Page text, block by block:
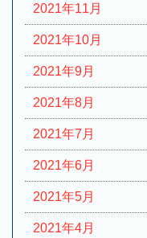
2021年11月
2021年10月
2021年9月
2021年8月
2021年7月
2021年6月
2021年5月
2021年4月